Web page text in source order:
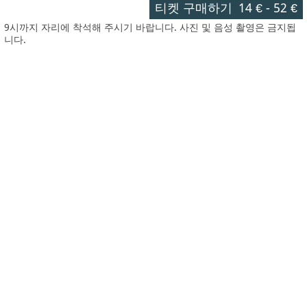
티켓 구매하기 14 €- 52 €
9시까지 자리에 착석해 주시기 바랍니다. 사진 및 음성 촬영은 금지됩
니다.